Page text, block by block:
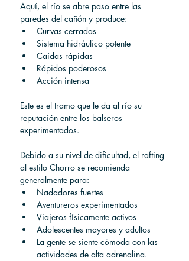
Aquí, el río se abre paso entre las
paredes del cañón y produce:
Curvas cerradas
Sistema hidráulico potente
Caídas rápidas
Rápidos poderosos
Acción intensa
Este es el tramo que le da al río su
reputación entre los balseros
experimentados.
Debido a su nivel de dificultad, el rafting
al estilo Chorro se recomienda
generalmente para:
Nadadores fuertes
Aventureros experimentados
Viajeros físicamente activos
Adolescentes mayores y adultos
La gente se siente cómoda con las
actividades de alta adrenalina.